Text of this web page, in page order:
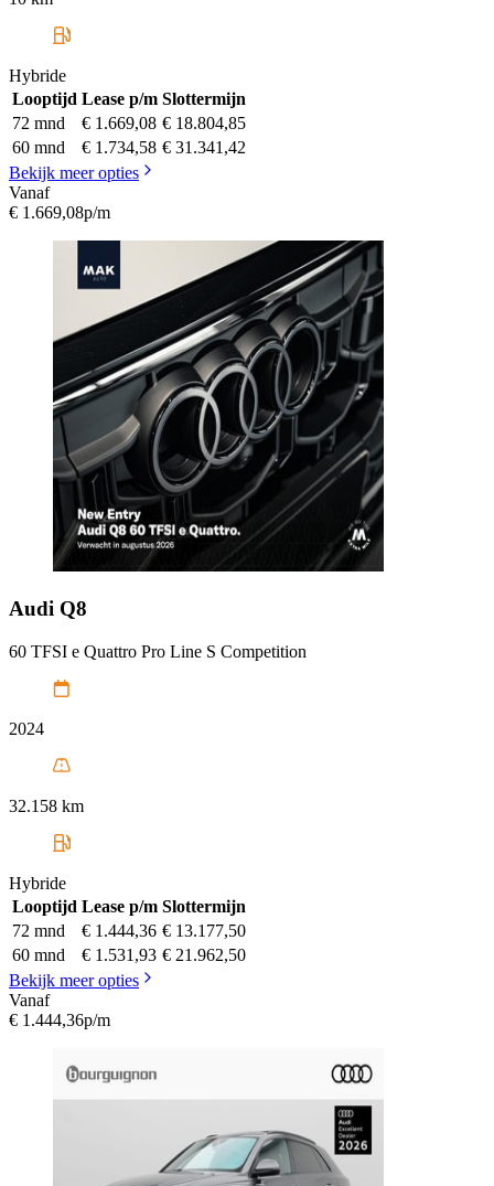
Hybride
Looptijd Lease p/m Slottermijn
72 mnd
€ 1.669,08 € 18.804,85
60 mnd
€ 1.734,58 € 31.341,42
Bekijk meer opties
Vanaf
€ 1.669,08p/m
Audi Q8
60 TFSI e Quattro Pro Line S Competition
2024
32.158 km
Hybride
Looptijd Lease p/m Slottermijn
72 mnd
€ 1.444,36 € 13.177,50
60 mnd
€ 1.531,93 € 21.962,50
Bekijk meer opties
Vanaf
€ 1.444,36p/m